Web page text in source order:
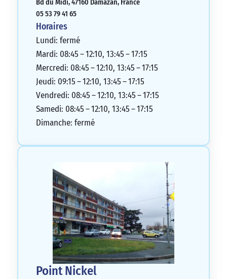
soucieuse des besoins des clients. Je
recommande vivement cette agence.
Bd du Midi, 47160 Damazan, France
05 53 79 41 65
Horaires
Lundi: fermé
Mardi: 08:45 – 12:10, 13:45 – 17:15
Mercredi: 08:45 – 12:10, 13:45 – 17:15
Jeudi: 09:15 – 12:10, 13:45 – 17:15
Vendredi: 08:45 – 12:10, 13:45 – 17:15
Samedi: 08:45 – 12:10, 13:45 – 17:15
Dimanche: fermé
Point Nickel